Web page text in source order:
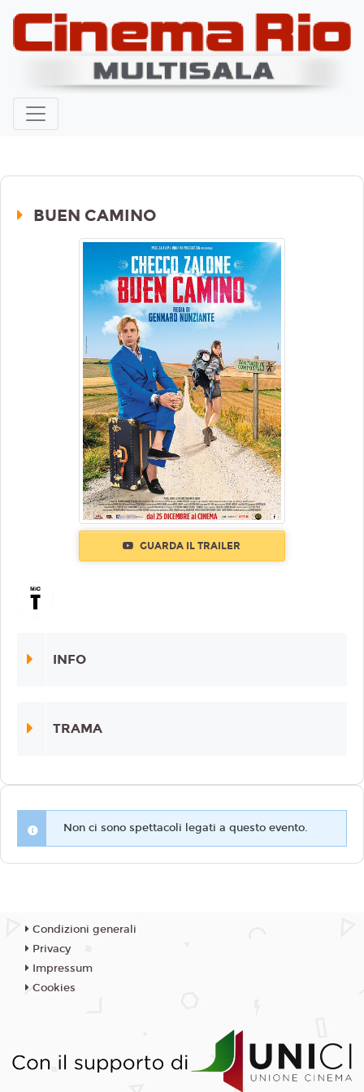
BUEN CAMINO
GUARDA IL TRAILER
INFO
TRAMA
Non ci sono spettacoli legati a questo evento.
Condizioni generali
Privacy
Impressum
Cookies